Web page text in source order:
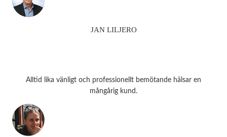
JAN LILJERO
Alltid lika vänligt och professionellt bemötande hälsar en
mångårig kund.